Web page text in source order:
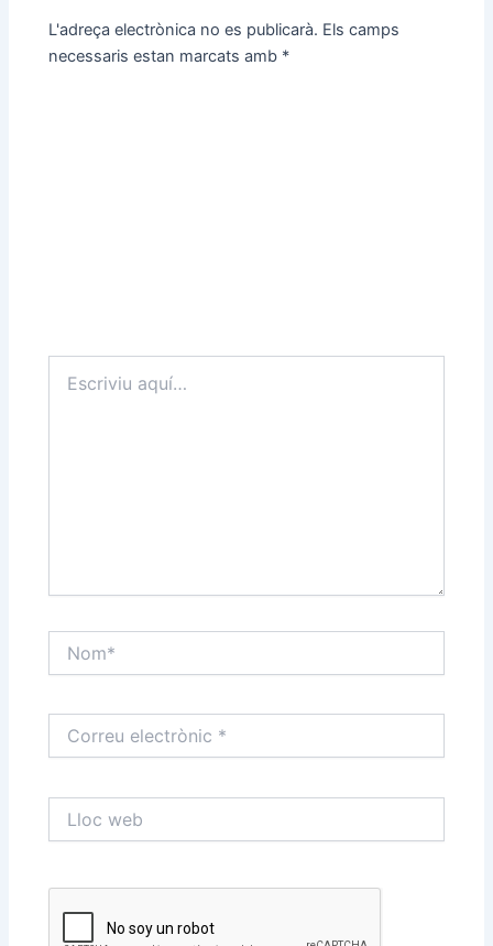
L'adreça electrònica no es publicarà. Els camps
necessaris estan marcats amb *
aquí…
electrònic
web